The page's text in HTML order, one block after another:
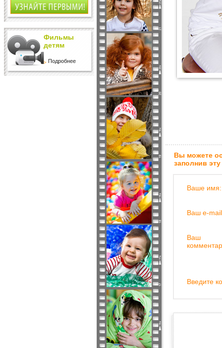
Фильмы
детям
Подробнее
Вы можете
заполнив
Ваше имя:
Ваш e-
Ваш
Введите